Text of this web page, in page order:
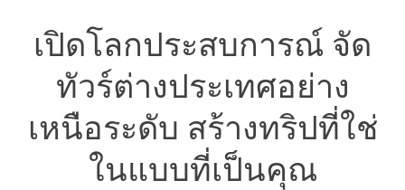
เปิดโลกประสบการณ์ จัด
ทัวร์ต่างประเทศอย่าง
เหนือระดับ สร้างทริปที่ใช่
ในแบบที่เป็นคุณ